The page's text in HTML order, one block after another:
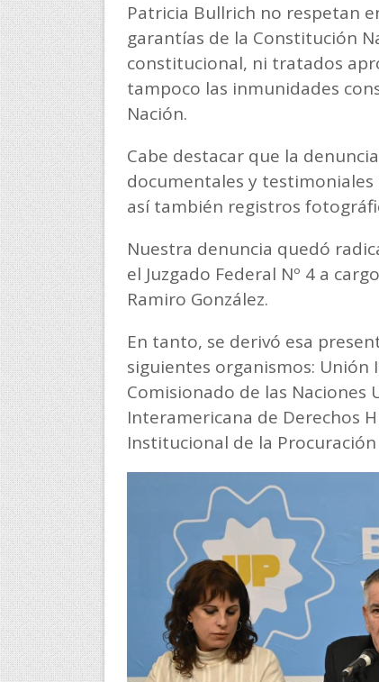
Patricia Bullrich no respetan
garantías de la Constitución
constitucional, ni tratados
tampoco las inmunidades
Nación.
Cabe destacar que la
documentales y
así también registros
Nuestra denuncia quedó
el Juzgado Federal Nº 4 a
Ramiro González.
En tanto, se derivó esa
siguientes organismos:
Comisionado de las Naciones
Interamericana de Derechos
Institucional de la